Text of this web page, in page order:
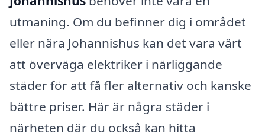
utmaning. Om du befinner dig i området
eller nära Johannishus kan det vara värt
att överväga elektriker i närliggande
städer för att få fler alternativ och kanske
bättre priser. Här är några städer i
närheten där du också kan hitta